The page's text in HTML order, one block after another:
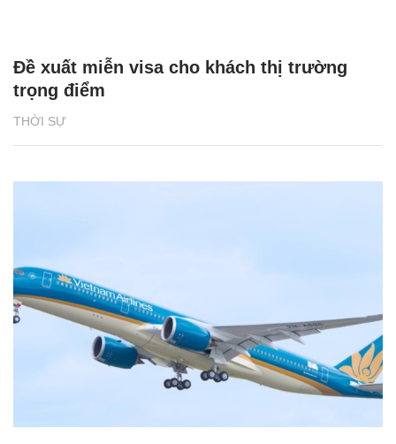
THỜI SỰ
Đề xuất miễn visa cho khách thị trường
trọng điểm